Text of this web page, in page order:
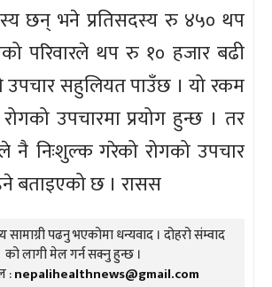
छन् भने प्रतिसदस्य रु ४५० थप
परिवारले थप रु १० हजार बढी
उपचार सहुलियत पाउँछ । यो रकम
उपचारमा प्रयोग हुन्छ । तर
नै निःशुल्क गरेको रोगको उपचार
बताइएको छ । रासस
सामाग्री पढनु भएकोमा धन्यवाद । दोहरो संम्वाद
को लागी मेल गर्न सक्नु हुन्छ ।
:nepalihealthnews@gmail.com